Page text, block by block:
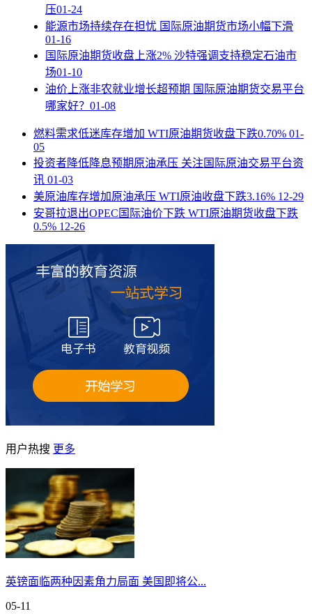
压01-24
能源市场持续存在担忧 国际原油期货市场小幅下滑
01-16
国际原油期货收盘上涨2% 沙特强调支持稳定石油市
场01-10
油价上涨非农就业增长超预期 国际原油期货交易平台
哪家好？ 01-08
燃料需求低迷库存增加 WTI原油期货收盘下跌0.70% 01-
05
投资者降低降息预期原油承压 关注国际原油交易平台资
讯 01-03
美原油库存增加原油承压 WTI原油收盘下跌3.16% 12-29
安哥拉退出OPEC国际油价下跌 WTI原油期货收盘下跌
0.5% 12-26
用户热搜 更多
英镑面临两种因素角力局面 美国即将公...
05-11